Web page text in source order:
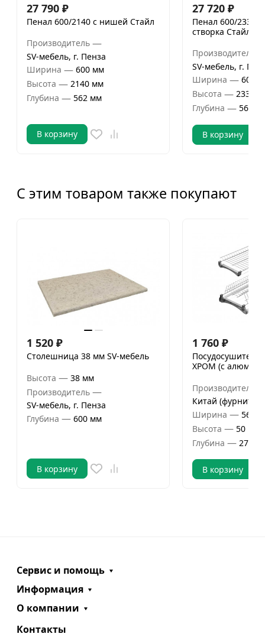
27 790 ₽
Пенал 600/2140 с нишей Стайл
Производитель —
SV-мебель, г. Пенза
Ширина — 600 мм
Высота — 2140 мм
Глубина — 562 мм
В корзину
27 720 ₽
Пенал 600/2332
створка Стайл
Производитель
SV-мебель, г.
Ширина — 600
Высота — 2332
Глубина — 562
В корзину
С этим товаром также покупают
1 520 ₽
Столешница 38 мм SV-мебель
Высота — 38 мм
Производитель —
SV-мебель, г. Пенза
Глубина — 600 мм
В корзину
1 760 ₽
Посудосушитель
ХРОМ (с алюм.
Производитель
Китай
Ширина — 568
Высота — 50 мм
Глубина — 276
В корзину
Сервис и помощь
Информация
О компании
Контакты